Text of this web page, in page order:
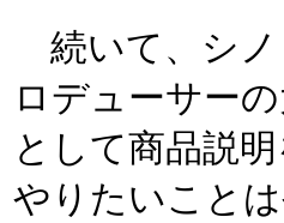
続いて、シノ
ロデューサー
として商品説
やりたいこと